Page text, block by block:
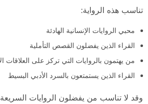
تناسب هذه الرواية:
محبي الروايات الإنسانية الهادئة
القراء الذين يفضلون القصص التأملية
من يهتمون بالروايات التي تركز على العلاقات
القراء الذين يستمتعون بالسرد الأدبي البسيط
وقد لا تناسب من يفضلون الروايات السريعة